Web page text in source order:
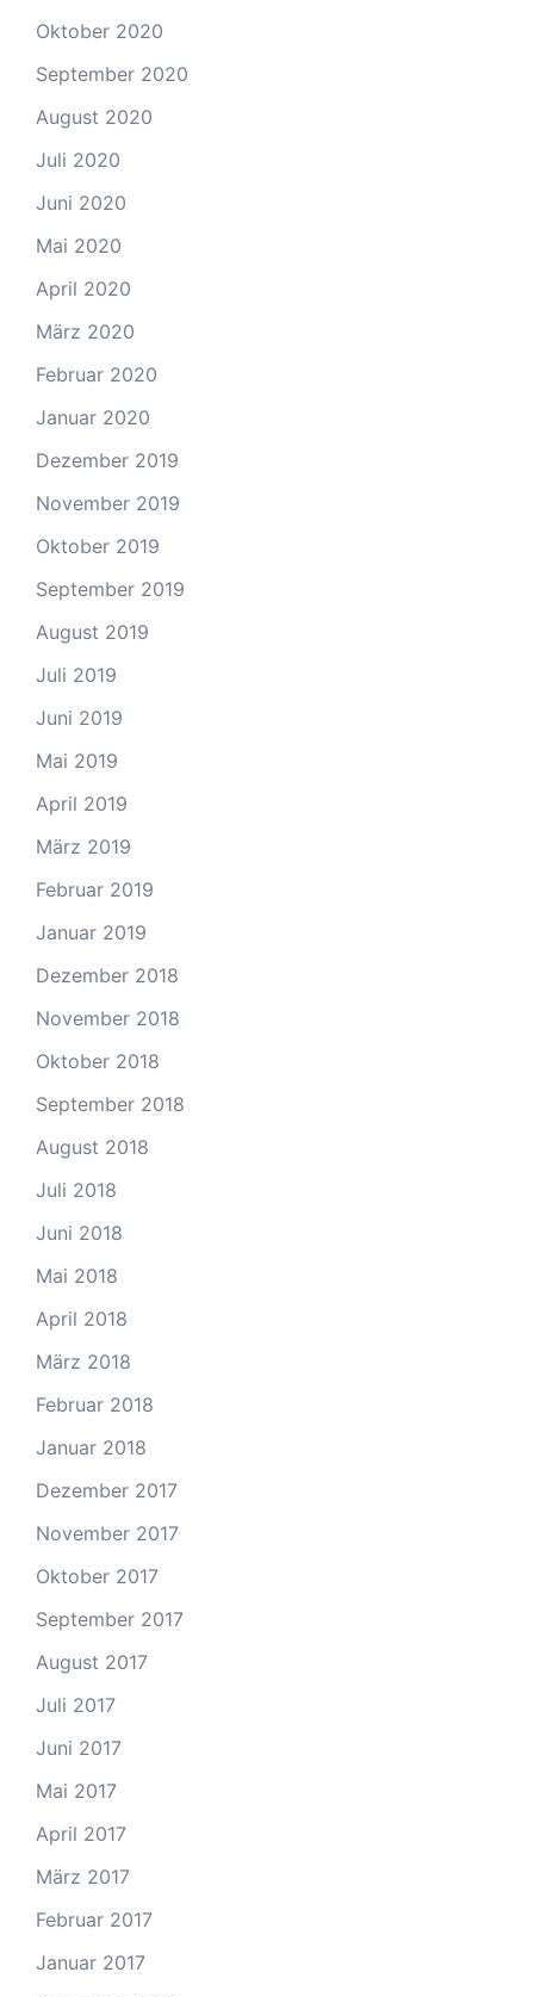
Oktober 2020
September 2020
August 2020
Juli 2020
Juni 2020
Mai 2020
April 2020
März 2020
Februar 2020
Januar 2020
Dezember 2019
November 2019
Oktober 2019
September 2019
August 2019
Juli 2019
Juni 2019
Mai 2019
April 2019
März 2019
Februar 2019
Januar 2019
Dezember 2018
November 2018
Oktober 2018
September 2018
August 2018
Juli 2018
Juni 2018
Mai 2018
April 2018
März 2018
Februar 2018
Januar 2018
Dezember 2017
November 2017
Oktober 2017
September 2017
August 2017
Juli 2017
Juni 2017
Mai 2017
April 2017
März 2017
Februar 2017
Januar 2017